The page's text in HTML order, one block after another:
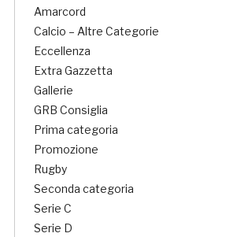
Amarcord
Calcio – Altre Categorie
Eccellenza
Extra Gazzetta
Gallerie
GRB Consiglia
Prima categoria
Promozione
Rugby
Seconda categoria
Serie C
Serie D